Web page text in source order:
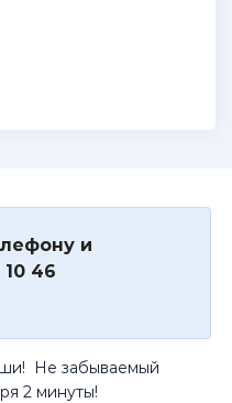
и
46
Не забываемый
2 минуты!